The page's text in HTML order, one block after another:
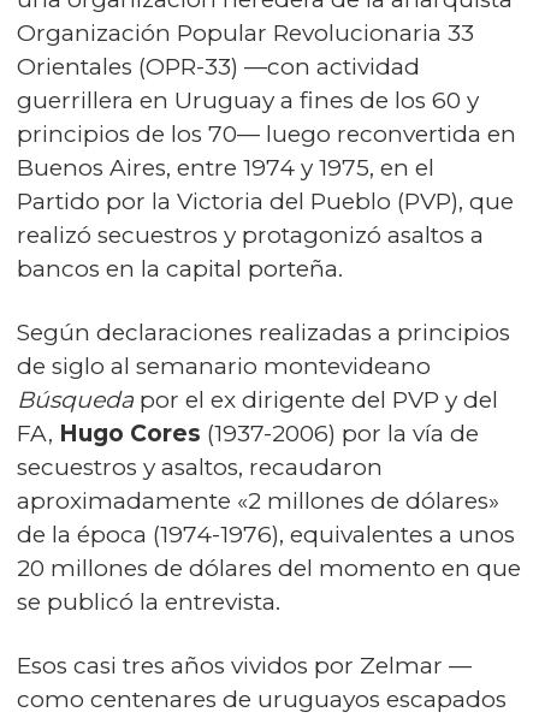
Organización Popular Revolucionaria 33
Orientales (OPR-33) —con actividad
guerrillera en Uruguay a fines de los 60 y
principios de los 70— luego reconvertida en
Buenos Aires, entre 1974 y 1975, en el
Partido por la Victoria del Pueblo (PVP), que
realizó secuestros y protagonizó asaltos a
bancos en la capital porteña.
Según declaraciones realizadas a principios
de siglo al semanario montevideano
Búsquedapor el ex dirigente del PVP y del
FA, Hugo Cores (1937-2006) por la vía de
secuestros y asaltos, recaudaron
aproximadamente «2 millones de dólares»
de la época (1974-1976), equivalentes a unos
20 millones de dólares del momento en que
se publicó la entrevista.
Esos casi tres años vividos por Zelmar —
como centenares de uruguayos escapados